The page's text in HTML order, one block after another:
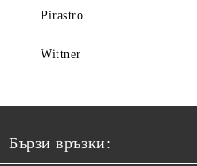
Pirastro
Wittner
Бързи връзки: